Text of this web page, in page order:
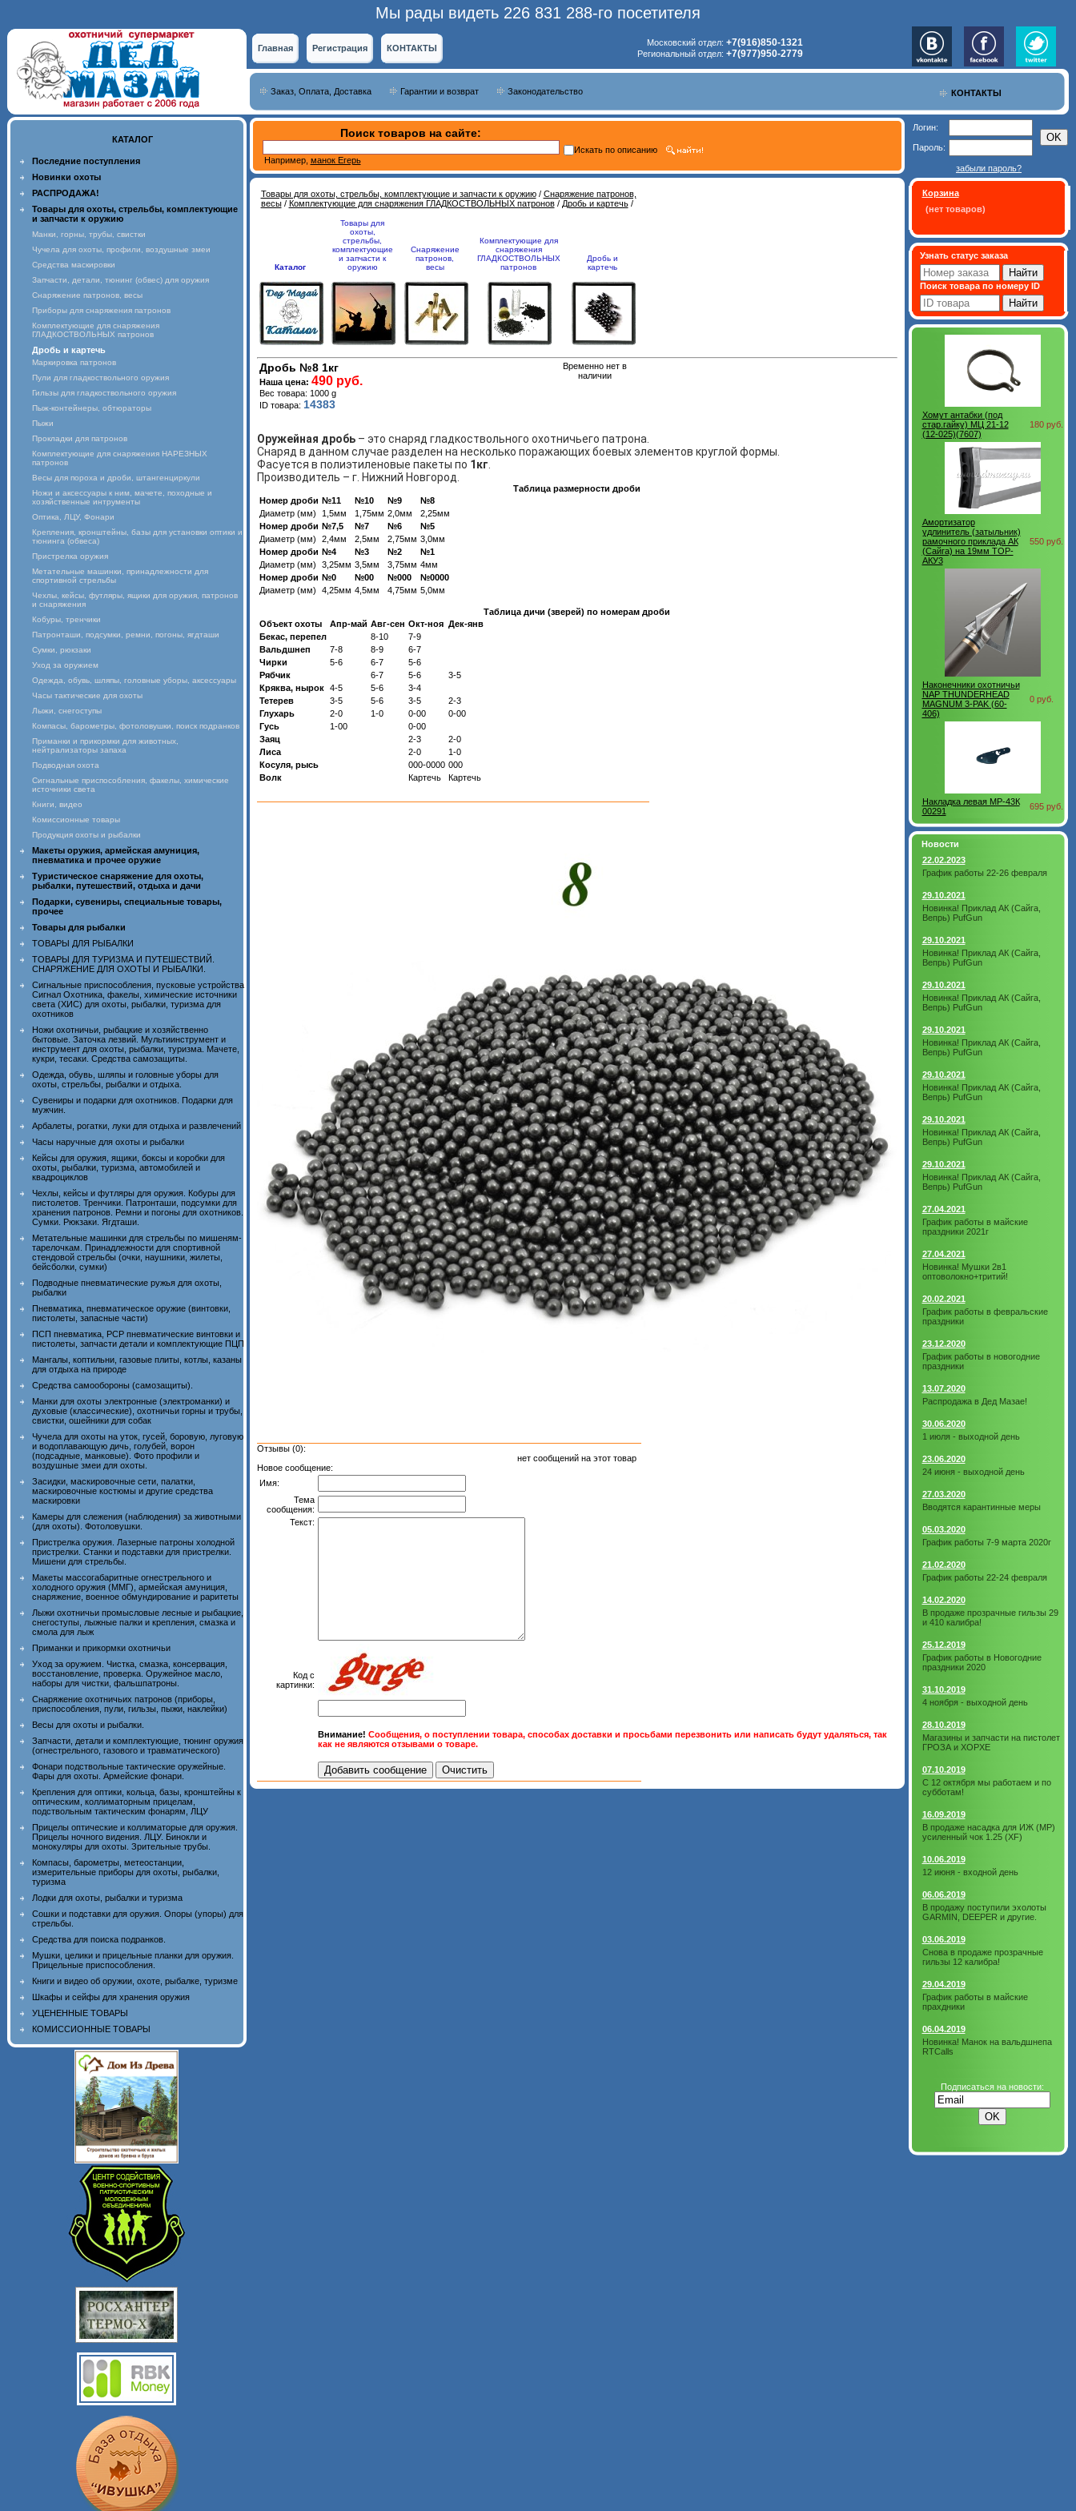
Мы рады видеть 226 831 288-го посетителя
Главная Регистрация КОНТАКТЫ
Московский отдел: +7(916)850-1321
Региональный отдел: +7(977)950-2779
КОНТАКТЫ
Заказ, Оплата, Доставка Гарантии и возврат Законодательство
КАТАЛОГ
Последние поступления
Новинки охоты
РАСПРОДАЖА!
Товары для охоты, стрельбы, комплектующие
и запчасти к оружию
Манки, горны, трубы, свистки
Чучела для охоты, профили, воздушные змеи
Средства маскировки
Запчасти, детали, тюнинг (обвес) для оружия
Снаряжение патронов, весы
Приборы для снаряжения патронов
Комплектующие для снаряжения
ГЛАДКОСТВОЛЬНЫХ патронов
Дробь и картечь
Маркировка патронов
Пули для гладкоствольного оружия
Гильзы для гладкоствольного оружия
Пыж-контейнеры, обтюраторы
Пыжи
Прокладки для патронов
Комплектующие для снаряжения НАРЕЗНЫХ
патронов
Весы для пороха и дроби, штангенциркули
Ножи и аксессуары к ним, мачете, походные и
хозяйственные интрументы
Оптика, ЛЦУ, Фонари
Крепления, кронштейны, базы для установки оптики и
тюнинга (обвеса)
Пристрелка оружия
Метательные машинки, принадлежности для
спортивной стрельбы
Чехлы, кейсы, футляры, ящики для оружия, патронов
и снаряжения
Кобуры, тренчики
Патронташи, подсумки, ремни, погоны, ягдташи
Сумки, рюкзаки
Уход за оружием
Одежда, обувь, шляпы, головные уборы, аксессуары
Часы тактические для охоты
Лыжи, снегоступы
Компасы, барометры, фотоловушки, поиск подранков
Приманки и прикормки для животных,
нейтрализаторы запаха
Подводная охота
Сигнальные приспособления, факелы, химические
источники света
Книги, видео
Комиссионные товары
Продукция охоты и рыбалки
Макеты оружия, армейская амуниция,
пневматика и прочее оружие
Туристическое снаряжение для охоты,
рыбалки, путешествий, отдыха и дачи
Подарки, сувениры, специальные товары,
прочее
Товары для рыбалки
ТОВАРЫ ДЛЯ РЫБАЛКИ
ТОВАРЫ ДЛЯ ТУРИЗМА И ПУТЕШЕСТВИЙ.
СНАРЯЖЕНИЕ ДЛЯ ОХОТЫ И РЫБАЛКИ.
Сигнальные приспособления, пусковые устройства
Сигнал Охотника, факелы, химические источники
света (ХИС) для охоты, рыбалки, туризма для
охотников
Ножи охотничьи, рыбацкие и хозяйственно
бытовые. Заточка лезвий. Мультиинструмент и
инструмент для охоты, рыбалки, туризма. Мачете,
кукри, тесаки. Средства самозащиты.
Одежда, обувь, шляпы и головные уборы для
охоты, стрельбы, рыбалки и отдыха.
Сувениры и подарки для охотников. Подарки для
мужчин.
Арбалеты, рогатки, луки для отдыха и развлечений
Часы наручные для охоты и рыбалки
Кейсы для оружия, ящики, боксы и коробки для
охоты, рыбалки, туризма, автомобилей и
квадроциклов
Чехлы, кейсы и футляры для оружия. Кобуры для
пистолетов. Тренчики. Патронташи, подсумки для
хранения патронов. Ремни и погоны для охотников.
Сумки. Рюкзаки. Ягдташи.
Метательные машинки для стрельбы по мишеням-
тарелочкам. Принадлежности для спортивной
стендовой стрельбы (очки, наушники, жилеты,
бейсболки, сумки)
Подводные пневматические ружья для охоты,
рыбалки
Пневматика, пневматическое оружие (винтовки,
пистолеты, запасные части)
ПСП пневматика, PCP пневматические винтовки и
пистолеты, запчасти детали и комплектующие ПЦП
Мангалы, коптильни, газовые плиты, котлы, казаны
для отдыха на природе
Средства самообороны (самозащиты).
Манки для охоты электронные (электроманки) и
духовые (классические), охотничьи горны и трубы,
свистки, ошейники для собак
Чучела для охоты на уток, гусей, боровую, луговую
и водоплавающую дичь, голубей, ворон
(подсадные, манковые). Фото профили и
воздушные змеи для охоты.
Засидки, маскировочные сети, палатки,
маскировочные костюмы и другие средства
маскировки
Камеры для слежения (наблюдения) за животными
(для охоты). Фотоловушки.
Пристрелка оружия. Лазерные патроны холодной
пристрелки. Станки и подставки для пристрелки.
Мишени для стрельбы.
Макеты массогабаритные огнестрельного и
холодного оружия (ММГ), армейская амуниция,
снаряжение, военное обмундирование и раритеты
Лыжи охотничьи промысловые лесные и рыбацкие,
снегоступы, лыжные палки и крепления, смазка и
смола для лыж
Приманки и прикормки охотничьи
Уход за оружием. Чистка, смазка, консервация,
восстановление, проверка. Оружейное масло,
наборы для чистки, фальшпатроны.
Снаряжение охотничьих патронов (приборы,
приспособления, пули, гильзы, пыжи, наклейки)
Весы для охоты и рыбалки.
Запчасти, детали и комплектующие, тюнинг оружия
(огнестрельного, газового и травматического)
Фонари подствольные тактические оружейные.
Фары для охоты. Армейские фонари.
Крепления для оптики, кольца, базы, кронштейны к
оптическим, коллиматорным прицелам,
подствольным тактическим фонарям, ЛЦУ
Прицелы оптические и коллиматорые для оружия.
Прицелы ночного видения. ЛЦУ. Бинокли и
монокуляры для охоты. Зрительные трубы.
Компасы, барометры, метеостанции,
измерительные приборы для охоты, рыбалки,
туризма
Лодки для охоты, рыбалки и туризма
Сошки и подставки для оружия. Опоры (упоры) для
стрельбы.
Средства для поиска подранков.
Мушки, целики и прицельные планки для оружия.
Прицельные приспособления.
Книги и видео об оружии, охоте, рыбалке, туризме
Шкафы и сейфы для хранения оружия
УЦЕНЕННЫЕ ТОВАРЫ
КОМИССИОННЫЕ ТОВАРЫ
Поиск товаров на сайте:
Например, манок Егерь
Искать по описанию
Товары для охоты, стрельбы, комплектующие и запчасти к оружию/ Снаряжение патронов,
весы/ Комплектующие для снаряжения ГЛАДКОСТВОЛЬНЫХ патронов/ Дробь и картечь/
Каталог
Товары для
охоты,
стрельбы,
комплектующие
и запчасти к
оружию
Снаряжение
патронов,
весы
Комплектующие для
снаряжения
ГЛАДКОСТВОЛЬНЫХ
патронов
Дробь и
картечь
Дробь №8 1кг
Наша цена: 490 руб.
Вес товара: 1000 g
ID товара: 14383
Временно нет в
наличии
Оружейная дробь– это снаряд гладкоствольного охотничьего патрона.
Снаряд в данном случае разделен на несколько поражающих боевых элементов круглой формы.
Фасуется в полиэтиленовые пакеты по 1кг
Производитель – г. Нижний Новгород.
Таблица размерности дроби
Номер дроби №11 №10 №9
№8
Диаметр (мм)
1,5мм 1,75мм 2,0мм
2,25мм
Номер дроби №7,5 №7 №6
№5
Диаметр (мм)
2,4мм 2,5мм 2,75мм 3,0мм
Номер дроби №4 №3 №2
№1
Диаметр (мм)
3,25мм 3,5мм 3,75мм 4мм
Номер дроби №0 №00 №000
№0000
Диаметр (мм)
4,25мм 4,5мм 4,75мм 5,0мм
Таблица дичи (зверей) по номерам дроби
Объект охоты
Апр-май Авг-сен Окт-ноя Дек-янв
Бекас, перепел
8-10
7-9
Вальдшнеп
7-8 8-9
6-7
Чирки
5-6 6-7
5-6
Рябчик
6-7 5-6
3-5
Кряква, нырок
4-5 5-6
3-4
Тетерев
3-5 5-6 3-5
2-3
Глухарь
2-0 1-0 0-00
0-00
Гусь
1-00
0-00
Заяц
2-3
2-0
Лиса
2-0
1-0
Косуля, рысь
000-0000 000
Волк
Картечь Картечь
Отзывы (0):
нет сообщений на этот товар
Новое сообщение:
Имя:
Тема
сообщения:
Текст:
Код с
картинки:
Внимание! Сообщения, о поступлении товара, способах доставки и просьбами перезвонить или написать будут удаляться, так
как не являются отзывами о товаре.
Логин:
Пароль:
забыли пароль?
Корзина
(нет товаров)
Узнать статус заказа
Поиск товара по номеру ID
Хомут антабки (под
стар.гайку) МЦ 21-12
(12-025)(7607)
180 руб.
Амортизатор
удлинитель (затыльник)
рамочного приклада АК
(Сайга) на 19мм ТОР-
АКУ3
550 руб.
Наконечники охотничьи
NAP THUNDERHEAD
MAGNUM 3-PAK (60-
406)
0 руб.
Накладка левая МР-43К
00291
695 руб.
Новости
22.02.2023
График работы 22-26 февраля
29.10.2021
Новинка! Приклад АК (Сайга,
Вепрь) PufGun
29.10.2021
Новинка! Приклад АК (Сайга,
Вепрь) PufGun
29.10.2021
Новинка! Приклад АК (Сайга,
Вепрь) PufGun
29.10.2021
Новинка! Приклад АК (Сайга,
Вепрь) PufGun
29.10.2021
Новинка! Приклад АК (Сайга,
Вепрь) PufGun
29.10.2021
Новинка! Приклад АК (Сайга,
Вепрь) PufGun
29.10.2021
Новинка! Приклад АК (Сайга,
Вепрь) PufGun
27.04.2021
График работы в майские
праздники 2021г
27.04.2021
Новинка! Мушки 2в1
оптоволокно+тритий!
20.02.2021
График работы в февральские
праздники
23.12.2020
График работы в новогодние
праздники
13.07.2020
Распродажа в Дед Мазае!
30.06.2020
1 июля - выходной день
23.06.2020
24 июня - выходной день
27.03.2020
Вводятся карантинные меры
05.03.2020
График работы 7-9 марта 2020г
21.02.2020
График работы 22-24 февраля
14.02.2020
В продаже прозрачные гильзы 29
и 410 калибра!
25.12.2019
График работы в Новогодние
праздники 2020
31.10.2019
4 ноября - выходной день
28.10.2019
Магазины и запчасти на пистолет
ГРОЗА и ХОРХЕ
07.10.2019
С 12 октября мы работаем и по
субботам!
16.09.2019
В продаже насадка для ИЖ (МР)
усиленный чок 1.25 (XF)
10.06.2019
12 июня - входной день
06.06.2019
В продажу поступили эхолоты
GARMIN, DEEPER и другие.
03.06.2019
Снова в продаже прозрачные
гильзы 12 калибра!
29.04.2019
График работы в майские
прахдники
06.04.2019
Новинка! Манок на вальдшнепа
RTCalls
Подписаться на новости: